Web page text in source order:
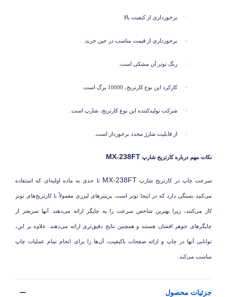
· برخورداری از کیفیت بالا
· برخورداری از قیمت مناسب در حین خرید.
· رنگ تونر آن مشکی است.
· کارکرد این نوع کارتریج، 10000 برگ است.
· شرکت تولیدکننده این نوع کارتریج، شارپ است.
· از قابلیت شارژ مجدد برخوردار است.
نکات مهم درباره کارتریج شارپ MX-238FT
سرعت چاپ در کارتریج شارپ MX-238FT تا حدی به ماده اولیه‌ای که استفاده
می‌کنید بستگی دارد که در اینجا تونر است. پرینترهای لیزری معمولاً با کارتریج‌های تونر
کار می‌کنند، زیرا بهترین شاخص سرعت را به چاپگر ارائه می‌دهند. آنها سریعتر از
چاپگرهای جوهر افشان هستند و همچنین نتایج دقیق‌تری ارائه می‌دهند. علاوه بر این،
توانایی آنها در چاپ و ارائه صفحات باکیفیت، آن‌ها را برای انجام تمام عملیات چاپ
مناسب می‌کند.
جزئیات محصول